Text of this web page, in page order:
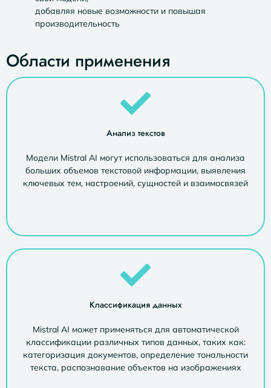
добавляя новые возможности и повышая
производительность
Области применения
Анализ текстов
Модели Mistral AI могут использоваться для анализа
больших объемов текстовой информации, выявления
ключевых тем, настроений, сущностей и взаимосвязей
Классификация данных
Mistral AI может применяться для автоматической
классификации различных типов данных, таких как:
категоризация документов, определение тональности
текста, распознавание объектов на изображениях